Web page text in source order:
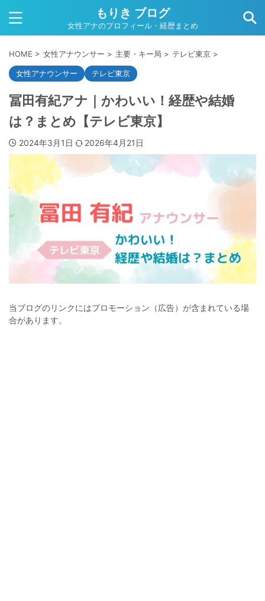
もりき ブログ
女性アナのプロフィール・経歴まとめ
HOME > 女性アナウンサー > 主要・キー局 > テレビ東京 >
女性アナウンサー テレビ東京
冨田有紀アナ｜かわいい！経歴や結婚
は？まとめ【テレビ東京】
2024年3月1日 2026年4月21日
当ブログのリンクにはプロモーション（広告）が含まれている場
合があります。